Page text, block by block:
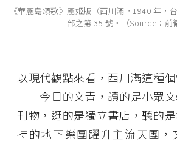
《華麗島頌歌》麗姬版（西川滿，1940 年，
部之第 35 號。（Source：前
以現代觀點來看，西川滿這種個
──今日的文青，讀的是小眾文
刊物，逛的是獨立書店，聽的
持的地下樂團躍升主流天團，